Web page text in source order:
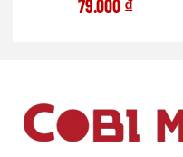
79.000 ₫